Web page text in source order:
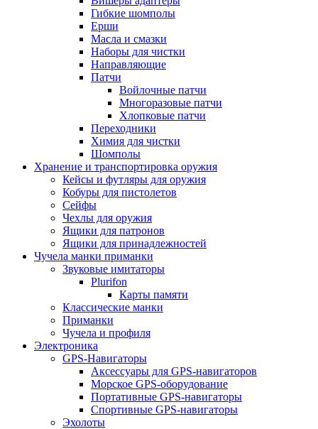
Гибкие шомполы
Ерши
Масла и смазки
Наборы для чистки
Направляющие
Патчи
Войлочные патчи
Многоразовые патчи
Хлопковые патчи
Переходники
Химия для чистки
Шомполы
Хранение и транспортировка оружия
Кейсы и футляры для оружия
Кобуры для пистолетов
Сейфы
Чехлы для оружия
Ящики для патронов
Ящики для принадлежностей
Чучела манки приманки
Звуковые имитаторы
Plurifon
Карты памяти
Классические манки
Приманки
Чучела и профиля
Электроника
GPS-Навигаторы
Аксессуары для GPS-навигаторов
Морское GPS-оборудование
Портативные GPS-навигаторы
Спортивные GPS-навигаторы
Эхолоты